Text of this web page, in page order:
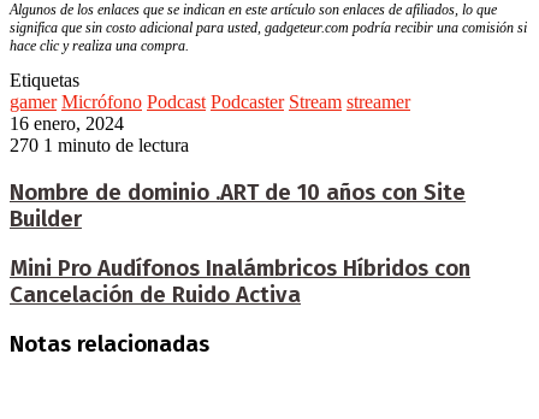
Algunos de los enlaces que se indican en este artículo son enlaces de afiliados, lo que
significa que sin costo adicional para usted, gadgeteur.com podría recibir una comisión si
hace clic y realiza una compra.
Etiquetas
gamer Micrófono Podcast Podcaster Stream streamer
16 enero, 2024
270 1 minuto de lectura
Nombre de dominio .ART de 10 años con Site
Builder
Mini Pro Audífonos Inalámbricos Híbridos con
Cancelación de Ruido Activa
Notas relacionadas